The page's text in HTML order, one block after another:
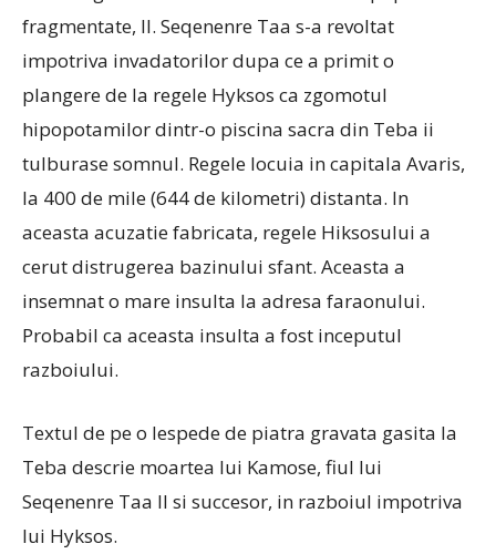
fragmentate, II. Seqenenre Taa s-a revoltat
impotriva invadatorilor dupa ce a primit o
plangere de la regele Hyksos ca zgomotul
hipopotamilor dintr-o piscina sacra din Teba ii
tulburase somnul. Regele locuia in capitala Avaris,
la 400 de mile (644 de kilometri) distanta. In
aceasta acuzatie fabricata, regele Hiksosului a
cerut distrugerea bazinului sfant. Aceasta a
insemnat o mare insulta la adresa faraonului.
Probabil ca aceasta insulta a fost inceputul
razboiului.
Textul de pe o lespede de piatra gravata gasita la
Teba descrie moartea lui Kamose, fiul lui
Seqenenre Taa II si succesor, in razboiul impotriva
lui Hyksos.